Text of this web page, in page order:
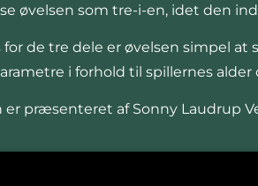
øvelsen som tre-i-en, idet den
for de tre dele er øvelsen simpel
i forhold til spillernes alder
er præsenteret af Sonny Laudrup